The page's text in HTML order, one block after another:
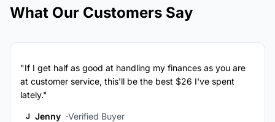
What Our Customers Say
"If I get half as good at handling my finances as you are
at customer service, this'll be the best $26 I've spent
lately."
J Jenny Verified Buyer